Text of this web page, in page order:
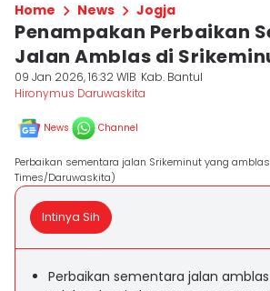
Home News Jogja
Penampakan Perbaikan
Jalan Amblas di
09 Jan 2026, 16:32 WIB Kab. Bantul
Hironymus Daruwaskita
News Channel
Perbaikan sementara jalan Srikeminut yang
Times/Daruwaskita)
Intinya Sih
Perbaikan sementara jalan